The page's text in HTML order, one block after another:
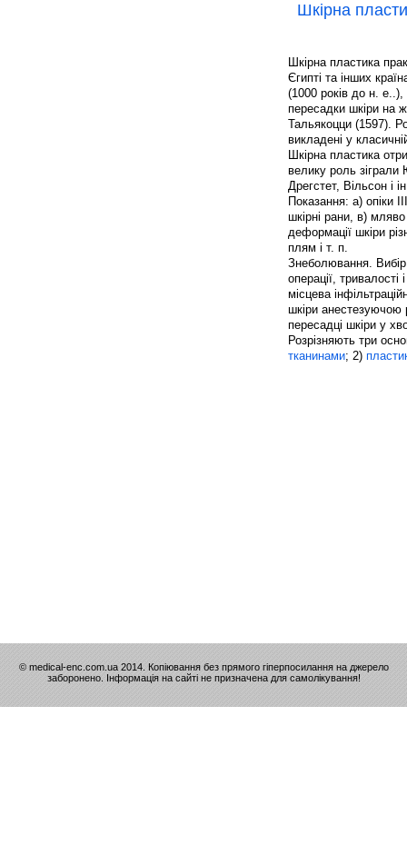
Шкірна
Шкірна пластика
Єгипті та інших
(1000 років до н.
пересадки шкіри на
Тальякоцци (1597).
викладені у
Шкірна пластика
велику роль
Дрегстет, Вільсон і
Показання: а) опіки
шкірні рани, в)
деформації шкіри
плям і т. п.
Знеболювання.
операції,
місцева
шкіри анестезуючою
пересадці шкіри у
Розрізняють три
тканинами; 2)
© medical-enc.com.ua 2014. Копіювання без прямого гіперпосилання на джерело
заборонено. Інформація на сайті не призначена для самолікування!